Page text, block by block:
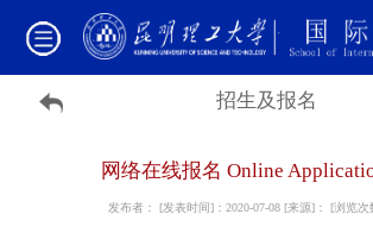
招生及报名
网络在线报名 Online
发布者： [发表时间]：2020-07-08 [来源]： [浏览次